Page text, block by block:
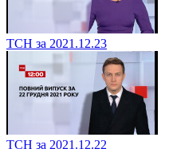
ТСН за 2021.12.23
ТСН за 2021.12.22